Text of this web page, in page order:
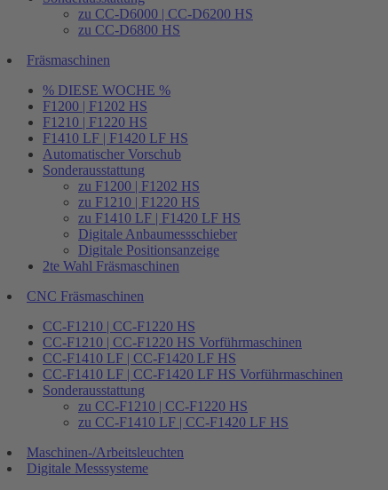
zu CC-D6000 | CC-D6200 HS
zu CC-D6800 HS
Fräsmaschinen
% DIESE WOCHE %
F1200 | F1202 HS
F1210 | F1220 HS
F1410 LF | F1420 LF HS
Automatischer Vorschub
Sonderausstattung
zu F1200 | F1202 HS
zu F1210 | F1220 HS
zu F1410 LF | F1420 LF HS
Digitale Anbaumessschieber
Digitale Positionsanzeige
2te Wahl Fräsmaschinen
CNC Fräsmaschinen
CC-F1210 | CC-F1220 HS
CC-F1210 | CC-F1220 HS Vorführmaschinen
CC-F1410 LF | CC-F1420 LF HS
CC-F1410 LF | CC-F1420 LF HS Vorführmaschinen
Sonderausstattung
zu CC-F1210 | CC-F1220 HS
zu CC-F1410 LF | CC-F1420 LF HS
Maschinen-/Arbeitsleuchten
Digitale Messsysteme